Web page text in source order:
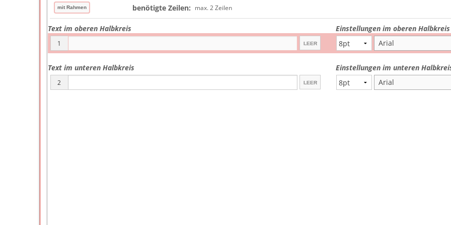
benötigte Zeilen: max. 2 Zeilen
Text im oberen Halbkreis
1
Text im unteren Halbkreis
2
Einstellungen im oberen Halbkreis
Arial
Einstellungen im unteren
Arial